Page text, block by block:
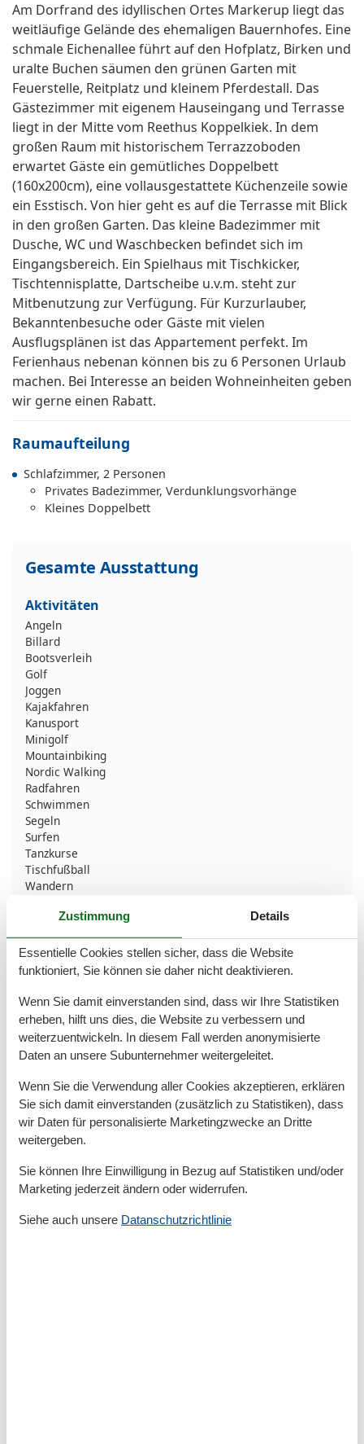
Am Dorfrand des idyllischen Ortes Markerup liegt das
weitläufige Gelände des ehemaligen Bauernhofes. Eine
schmale Eichenallee führt auf den Hofplatz, Birken und
uralte Buchen säumen den grünen Garten mit
Feuerstelle, Reitplatz und kleinem Pferdestall. Das
Gästezimmer mit eigenem Hauseingang und Terrasse
liegt in der Mitte vom Reethus Koppelkiek. In dem
großen Raum mit historischem Terrazzoboden
erwartet Gäste ein gemütliches Doppelbett
(160x200cm), eine vollausgestattete Küchenzeile sowie
ein Esstisch. Von hier geht es auf die Terrasse mit Blick
in den großen Garten. Das kleine Badezimmer mit
Dusche, WC und Waschbecken befindet sich im
Eingangsbereich. Ein Spielhaus mit Tischkicker,
Tischtennisplatte, Dartscheibe u.v.m. steht zur
Mitbenutzung zur Verfügung. Für Kurzurlauber,
Bekanntenbesuche oder Gäste mit vielen
Ausflugsplänen ist das Appartement perfekt. Im
Ferienhaus nebenan können bis zu 6 Personen Urlaub
machen. Bei Interesse an beiden Wohneinheiten geben
wir gerne einen Rabatt.
Raumaufteilung
Schlafzimmer, 2 Personen
Privates Badezimmer, Verdunklungsvorhänge
Kleines Doppelbett
Gesamte Ausstattung
Aktivitäten
Angeln
Billard
Bootsverleih
Golf
Joggen
Kajakfahren
Kanusport
Minigolf
Mountainbiking
Nordic Walking
Radfahren
Schwimmen
Segeln
Surfen
Tanzkurse
Tischfußball
Wandern
Bad
Anzahl der Duschen
Waschbecken
WC
Basic
JahrRenovierung
2025
Nichtraucher
Quadratmeter
25 m²
Zimmer
Draußen
Anzahl der Parkplätze
Gartenmöbel
Zustimmung Details
Essentielle Cookies stellen sicher, dass die Website
funktioniert, Sie können sie daher nicht deaktivieren.
Wenn Sie damit einverstanden sind, dass wir Ihre Statistiken
erheben, hilft uns dies, die Website zu verbessern und
weiterzuentwickeln. In diesem Fall werden anonymisierte
Daten an unsere Subunternehmer weitergeleitet.
Wenn Sie die Verwendung aller Cookies akzeptieren, erklären
Sie sich damit einverstanden (zusätzlich zu Statistiken), dass
wir Daten für personalisierte Marketingzwecke an Dritte
weitergeben.
Sie können Ihre Einwilligung in Bezug auf Statistiken und/oder
Marketing jederzeit ändern oder widerrufen.
Siehe auch unsere Datanschutzrichtlinie